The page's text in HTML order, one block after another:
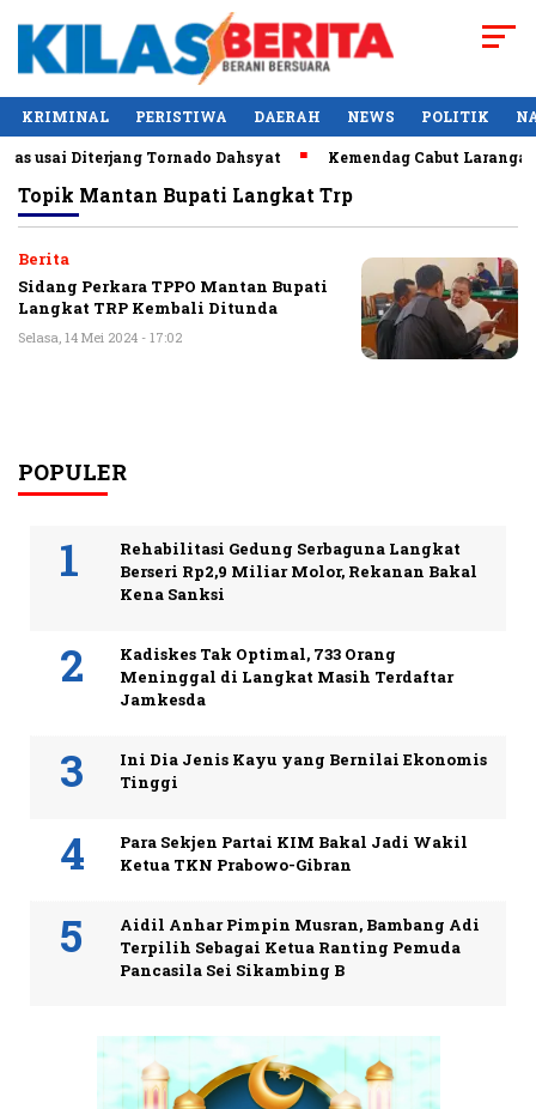
KRIMINAL PERISTIWA DAERAH NEWS POLITIK
usai Diterjang Tornado Dahsyat Kemendag Cabut
Topik Mantan Bupati Langkat Trp
Berita
Sidang Perkara TPPO Mantan Bupati
Langkat TRP Kembali Ditunda
Selasa, 14 Mei 2024 - 17:02
POPULER
Rehabilitasi Gedung Serbaguna Langkat
Berseri Rp2,9 Miliar Molor, Rekanan Bakal
Kena Sanksi
Kadiskes Tak Optimal, 733 Orang
Meninggal di Langkat Masih Terdaftar
Jamkesda
Ini Dia Jenis Kayu yang Bernilai Ekonomis
Tinggi
Para Sekjen Partai KIM Bakal Jadi Wakil
Ketua TKN Prabowo-Gibran
Aidil Anhar Pimpin Musran, Bambang Adi
Terpilih Sebagai Ketua Ranting Pemuda
Pancasila Sei Sikambing B